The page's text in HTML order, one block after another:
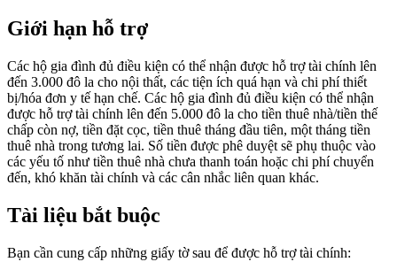
Giới hạn hỗ trợ
Các hộ gia đình đủ điều kiện có thể nhận được hỗ trợ tài chính lên
đến 3.000 đô la cho nội thất, các tiện ích quá hạn và chi phí thiết
bị/hóa đơn y tế hạn chế. Các hộ gia đình đủ điều kiện có thể nhận
được hỗ trợ tài chính lên đến 5.000 đô la cho tiền thuê nhà/tiền thế
chấp còn nợ, tiền đặt cọc, tiền thuê tháng đầu tiên, một tháng tiền
thuê nhà trong tương lai. Số tiền được phê duyệt sẽ phụ thuộc vào
các yếu tố như tiền thuê nhà chưa thanh toán hoặc chi phí chuyển
đến, khó khăn tài chính và các cân nhắc liên quan khác.
Tài liệu bắt buộc
Bạn cần cung cấp những giấy tờ sau để được hỗ trợ tài chính: